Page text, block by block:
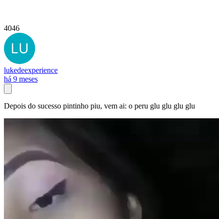
4046
lukedeexperience
há 9 meses
Depois do sucesso pintinho piu, vem ai: o peru glu glu glu glu